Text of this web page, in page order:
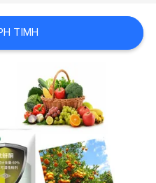
ΤΙΜΉ